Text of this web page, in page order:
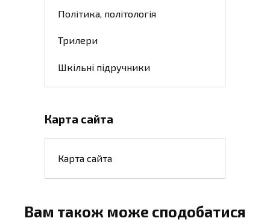
Політика, політологія
Трилери
Шкільні підручники
Карта сайта
Карта сайта
Вам також може сподобатися